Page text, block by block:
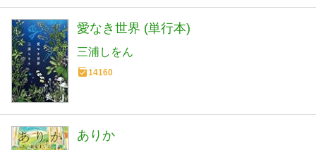
愛なき世界 (単行本)
三浦しをん
14160
ありか